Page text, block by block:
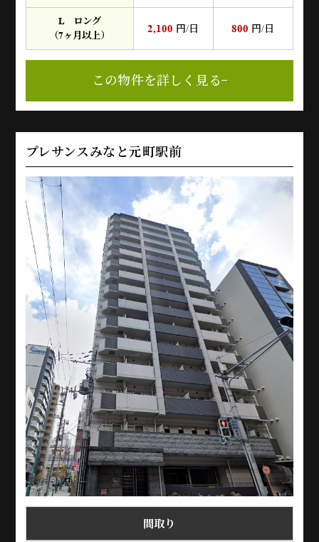
L ロング
（7ヶ月以上）
2,100 円/日 800 円/日
この物件を詳しく見る
プレサンスみなと元町駅前
間取り